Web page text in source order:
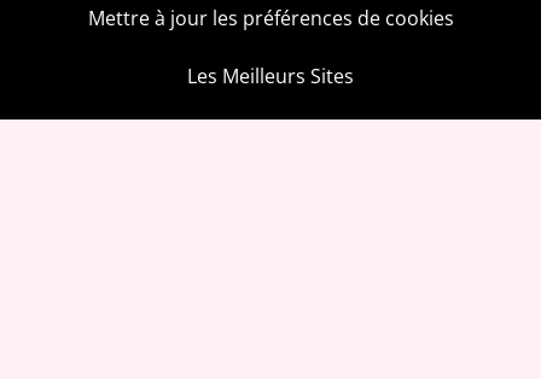
Mettre à jour les préférences de cookies
Les Meilleurs Sites